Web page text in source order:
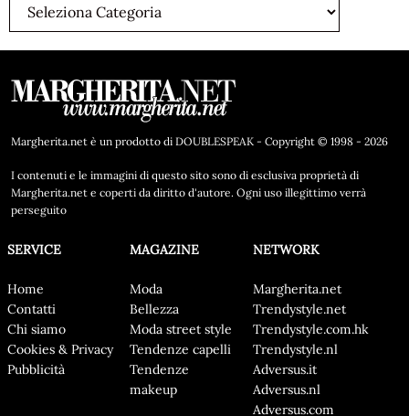
Margherita.net è un prodotto di DOUBLESPEAK - Copyright © 1998 - 2026
I contenuti e le immagini di questo sito sono di esclusiva proprietà di
Margherita.net e coperti da diritto d'autore. Ogni uso illegittimo verrà
perseguito
SERVICE
Home
Contatti
Chi siamo
Cookies & Privacy
Pubblicità
MAGAZINE
Moda
Bellezza
Moda street style
Tendenze capelli
Tendenze
makeup
NETWORK
Margherita.net
Trendystyle.net
Trendystyle.com.hk
Trendystyle.nl
Adversus.it
Adversus.nl
Adversus.com